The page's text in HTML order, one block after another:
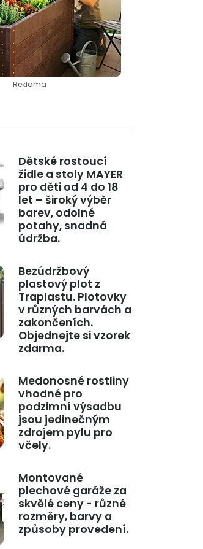
Reklama
Dětské rostoucí
židle a stoly MAYER
pro děti od 4 do 18
let – široký výběr
barev, odolné
potahy, snadná
údržba.
Bezúdržbový
plastový plot z
Traplastu. Plotovky
v různých barvách a
zakončeních.
Objednejte si vzorek
zdarma.
Medonosné rostliny
vhodné pro
podzimní výsadbu
jsou jedinečným
zdrojem pylu pro
včely.
Montované
plechové garáže za
skvělé ceny - různé
rozměry, barvy a
způsoby provedení.